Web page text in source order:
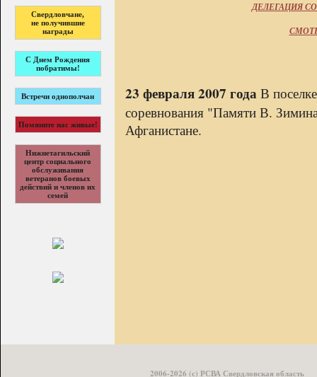
Свердловчане,
не получившие
награды
С Днем Рождения
побратимы!
Встречи однополчан
Помяните нас живые!
Нижнетагильский
центр социального
обслуживания
ветеранов боевых
действий и членов их
семей
ДЕЛЕГАЦИЯ
23 февраля 2007 года В
соревнования "Памяти В.
Афганистане.
2006-2026 (с) РСВА Свердловская область